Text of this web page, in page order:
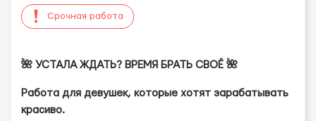
Срочная работа
🌺 УСТАЛА ЖДАТЬ? ВРЕМЯ БРАТЬ СВОЁ 🌺
Работа для девушек, которые хотят зарабатывать
красиво.